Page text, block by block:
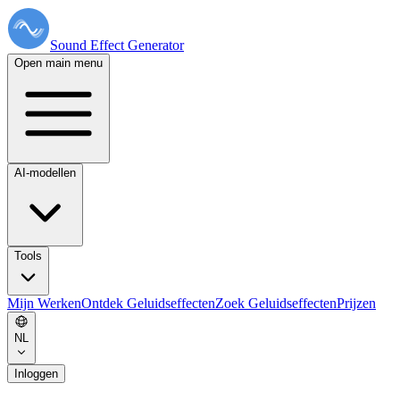
Sound Effect Generator
Open main menu
AI-modellen
Tools
Mijn WerkenOntdek GeluidseffectenZoek GeluidseffectenPrijzen
NL
Inloggen